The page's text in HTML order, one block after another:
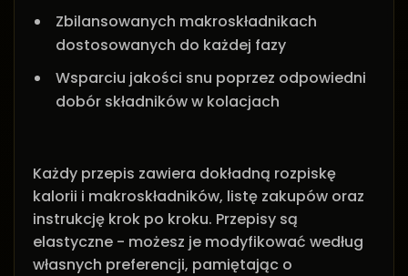
Zbilansowanych makroskładnikach
dostosowanych do każdej fazy
Wsparciu jakości snu poprzez odpowiedni
dobór składników w kolacjach
Każdy przepis zawiera dokładną rozpiskę
kalorii i makroskładników, listę zakupów oraz
instrukcję krok po kroku. Przepisy są
elastyczne - możesz je modyfikować według
własnych preferencji, pamiętając o